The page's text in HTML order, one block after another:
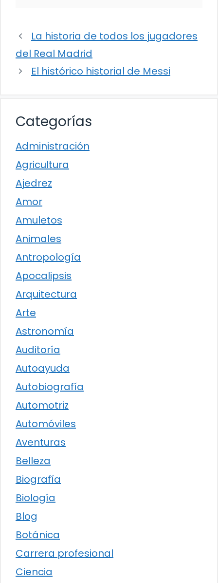
La historia de todos los jugadores
del Real Madrid
El histórico historial de Messi
Categorías
Administración
Agricultura
Ajedrez
Amor
Amuletos
Animales
Antropología
Apocalipsis
Arquitectura
Arte
Astronomía
Auditoría
Autoayuda
Autobiografía
Automotriz
Automóviles
Aventuras
Belleza
Biografía
Biología
Blog
Botánica
Carrera profesional
Ciencia